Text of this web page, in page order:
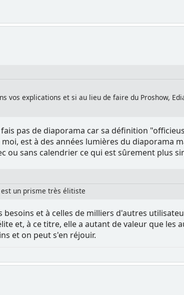
vos explications et si au lieu de faire du Proshow,
pas de diaporama car sa définition
est à des années lumières du diaporama
ou sans calendrier ce qui est sûrement plus
un prisme très élitiste
et à celles de milliers d'autres
et, à ce titre, elle a autant de valeur que les
et on peut s'en réjouir.